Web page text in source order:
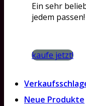
Ein sehr
jedem passen!
kaufe jetzt!
Neue Produkte